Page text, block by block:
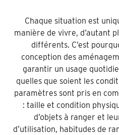
Chaque situation est
manière de vivre, d’autant
différents. C’est
conception des
garantir un usage
quelles que soient les
paramètres sont pris en
: taille et condition
d’objets à ranger et
d’utilisation, habitudes de